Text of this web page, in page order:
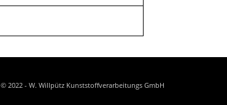
© 2022 - W. Willpütz Kunststoffverarbeitungs GmbH